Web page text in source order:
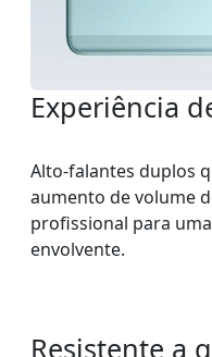
Experiência
Alto-falantes duplos
aumento de volume
profissional para
envolvente.
Resistente a